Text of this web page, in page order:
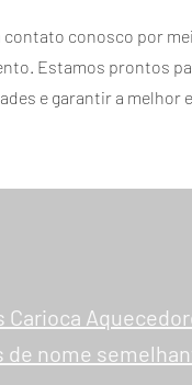
contato conosco por
Estamos prontos
e garantir a melhor
Carioca
de nome